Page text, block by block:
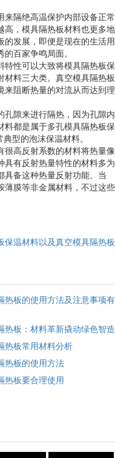
隔绝高温保护内部设备正常
高，模具隔热板材料也更多地
的发展，即便是现在的生活用
百家争鸣局面。
特性可以大致将模具隔热板保
材料三大类。真空模具隔热板
来阻断热量的对流从而达到理
隙来进行隔热，因为孔隙内
料都是属于多孔模具隔热板保
型的泡沫保温材料。
高反射系数的材料将热量像
具有反射热量特性的材料多为
具备这种热量反射功能。当
薄膜等非金属材料，不过这些
保温材料以及真空模具隔热板
热板的使用方法及注意事项有
热板：材料革新撬动绿色智造
热板常用材料分析
热板的使用方法
热板要合理使用